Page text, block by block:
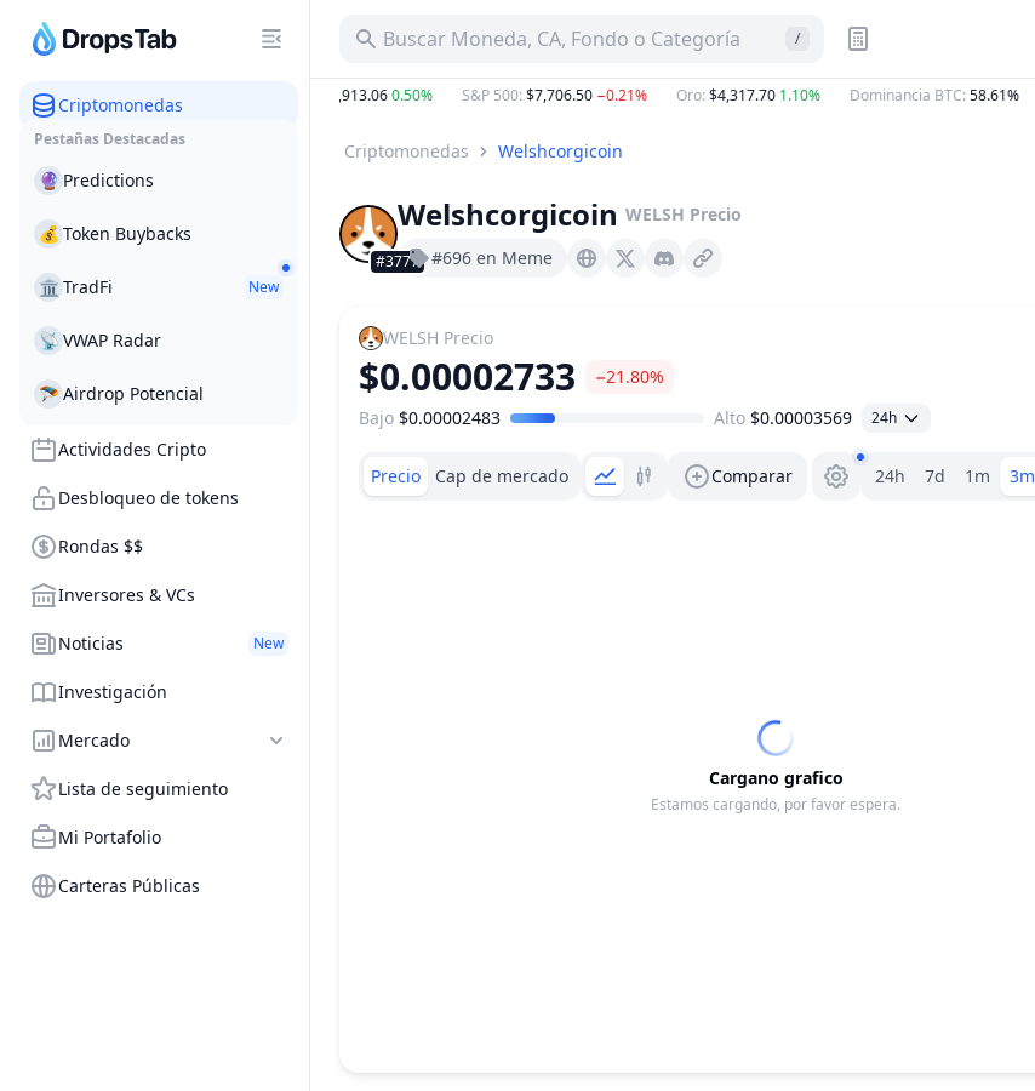
Criptomonedas
Pestañas Destacadas
🔮 Predictions
💰 Token Buybacks
🏛 TradFi New
📡 VWAP Radar
🪂Airdrop Potencial
Actividades Cripto
Desbloqueo de tokens
Rondas $$
Inversores & VCs
Noticias New
Investigación
Mercado
Lista de seguimiento
Mi Portafolio
Carteras Públicas
Buscar Moneda, CA, Fondo o Categoría /
BTC $64,828.09 $1,913.060.50% S&P 500:$7,706.50−0.21% Oro:$4,317.701.10% Dominancia BTC:58.61%
Criptomonedas Welshcorgicoin
#3777
Welshcorgicoin WELSH Precio
#696 en Meme X (Twitter)
WELSH Precio
$0.00002733 −21.80%
Rango de precio
Bajo $0.00002483 Alto $0.00003569 24h
Precio Cap de mercado Comparar Selector de rango
24h 7d 1m 3m
Cargano grafico
Estamos cargando, por favor espera.